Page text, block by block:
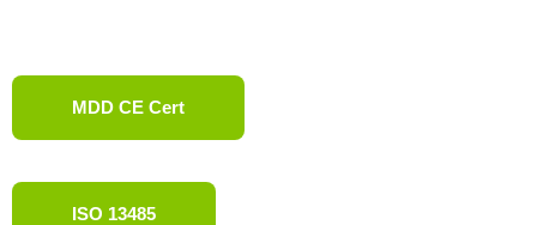
MDD CE Cert
ISO 13485